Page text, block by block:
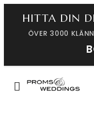
HITTA DIN
ÖVER 3000